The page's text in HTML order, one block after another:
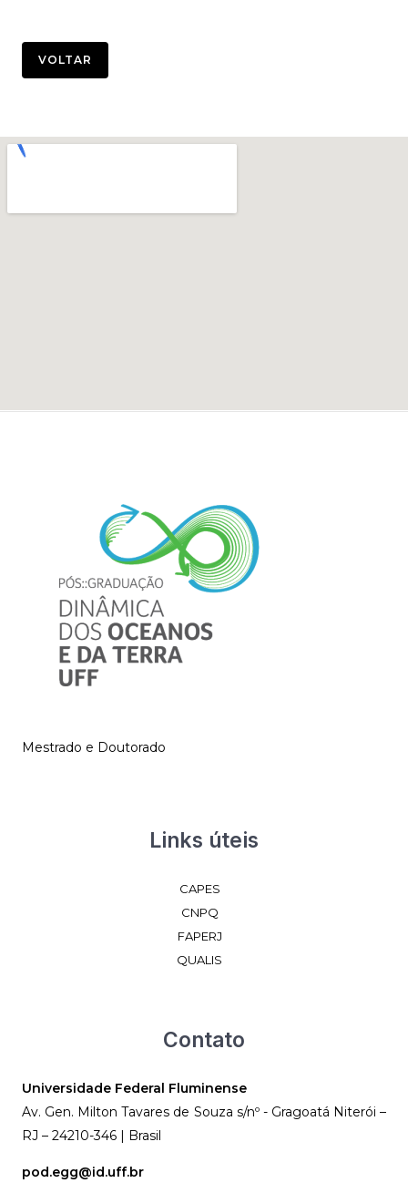
VOLTAR
Mestrado e Doutorado
Links úteis
CAPES
CNPQ
FAPERJ
QUALIS
Contato
Universidade Federal Fluminense
Av. Gen. Milton Tavares de Souza s/nº - Gragoatá Niterói –
RJ – 24210-346 | Brasil
pod.egg@id.uff.br